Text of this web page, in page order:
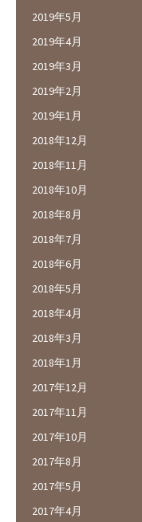
2019年5月
2019年4月
2019年3月
2019年2月
2019年1月
2018年12月
2018年11月
2018年10月
2018年8月
2018年7月
2018年6月
2018年5月
2018年4月
2018年3月
2018年1月
2017年12月
2017年11月
2017年10月
2017年8月
2017年5月
2017年4月